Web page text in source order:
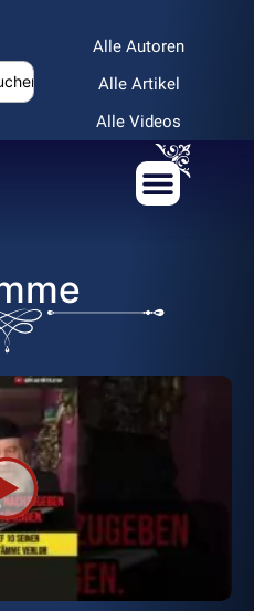
Alle Autoren
Alle Artikel
Alle Videos